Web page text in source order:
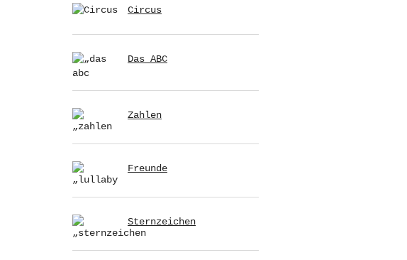
Circus
Das ABC
Zahlen
Freunde
Sternzeichen